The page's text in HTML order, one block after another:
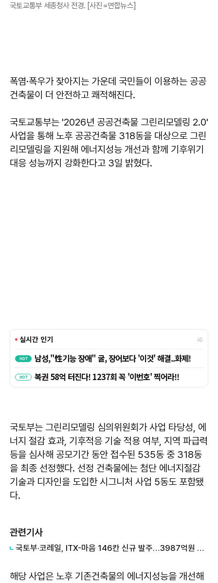
국토교통부 세종청사 전경. [사진=연합뉴스]
폭염·폭우가 잦아지는 가운데 국민들이 이용하는 공공
건축물이 더 안전하고 쾌적해진다.
국토교통부는 '2026년 공공건축물 그린리모델링 2.0'
사업을 통해 노후 공공건축물 318동을 대상으로 그린
리모델링을 지원해 에너지성능 개선과 함께 기후위기
대응 성능까지 강화한다고 3일 밝혔다.
국토부는 그린리모델링 심의위원회가 사업 타당성, 에
너지 절감 효과, 기후적응 기술 적용 여부, 지역 파급력
등을 심사해 공모기간 동안 접수된 535동 중 318동
을 최종 선정했다. 선정 건축물에는 첨단 에너지절감
기술과 디자인을 도입한 시그니처 사업 5동도 포함됐
다.
관련기사
국토부·코레일, ITX-마음 146칸 신규 발주…3987억원 투입
해당 사업은 노후 기존건축물의 에너지성능을 개선해